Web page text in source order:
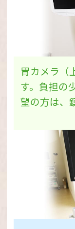
受診を希望
けし、申し
を実施する
くお願いい
オンライン
当院では、
ーカードを
システム」
マイナンバ
お済みの方
だかなくて
を利用する
るようにな
問い合わせ
なお、これ
胃カメラ（
す。負担の
望の方は、